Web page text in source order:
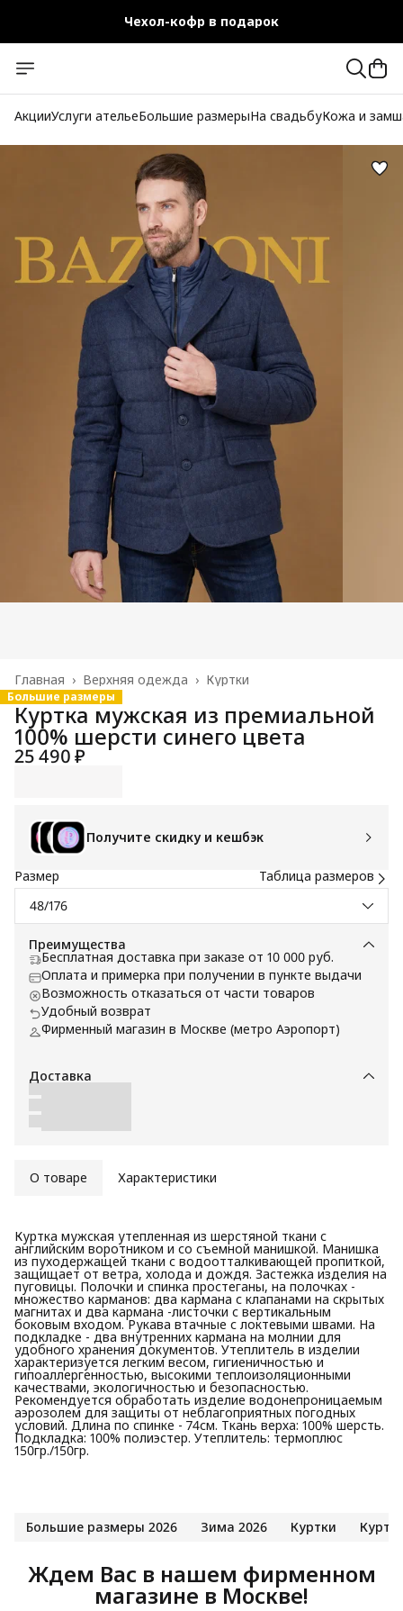
Чехол-кофр в подарок
Бесплатная доставка при заказе от 10 000 руб.
АкцииУслуги ательеБольшие размерыНа свадьбуКожа и
Куртки
Верхняя одежда ›
Главная ›
Большие размеры
Куртка мужская из премиальной
100% шерсти синего цвета
25 490 ₽
Получите скидку и кешбэк
Размер
Таблица размеров
48/176
Преимущества
Бесплатная доставка при заказе от 10 000 руб.
Оплата и примерка при получении в пункте выдачи
Возможность отказаться от части товаров
Удобный возврат
Фирменный магазин в Москве (метро Аэропорт)
Доставка
О товаре Характеристики
Куртка мужская утепленная из шерстяной ткани с
английским воротником и со съемной манишкой. Манишка
из пуходержащей ткани с водоотталкивающей пропиткой,
защищает от ветра, холода и дождя. Застежка изделия на
пуговицы. Полочки и спинка простеганы, на полочках -
множество карманов: два кармана с клапанами на скрытых
магнитах и два кармана -листочки с вертикальным
боковым входом. Рукава втачные с локтевыми швами. На
подкладке - два внутренних кармана на молнии для
удобного хранения документов. Утеплитель в изделии
характеризуется легким весом, гигиеничностью и
гипоаллергенностью, высокими теплоизоляционными
качествами, экологичностью и безопасностью.
Рекомендуется обработать изделие водонепроницаемым
аэрозолем для защиты от неблагоприятных погодных
условий. Длина по спинке - 74см. Ткань верха: 100% шерсть.
Подкладка: 100% полиэстер. Утеплитель: термоплюс
150гр./150гр.
Большие размеры 2026 Зима 2026 Куртки
Ждем Вас в нашем фирменном
магазине в Москве!